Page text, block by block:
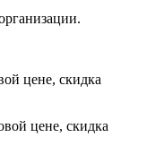
цене, скидка
цене, скидка